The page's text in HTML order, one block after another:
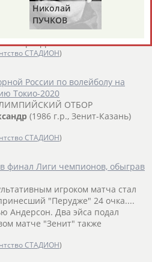
России на чемпионат
сборной России Связующие:
Диагональные: Максим...
СТАДИОН)
России по волейболу на
Токио-2020
ОТБОР
(1986 г.р., Зенит-Казань)
СТАДИОН)
финал Лиги чемпионов, обыграв
игроком матча стал
"Перудже" 24 очка....
Андерсон. Два эйса подал
матче "Зенит" также
СТАДИОН)
Николай
ПУЧКОВ